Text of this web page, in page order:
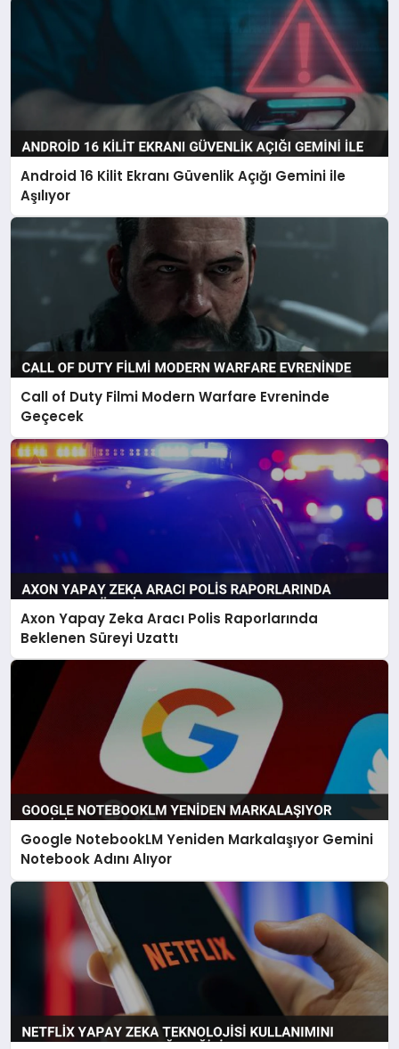
Android 16 Kilit Ekranı Güvenlik Açığı Gemini ile
Aşılıyor
Call of Duty Filmi Modern Warfare Evreninde
Geçecek
Axon Yapay Zeka Aracı Polis Raporlarında
Beklenen Süreyi Uzattı
Google NotebookLM Yeniden Markalaşıyor Gemini
Notebook Adını Alıyor